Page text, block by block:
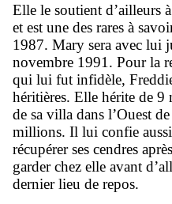
Elle le soutient d’ailleurs
et est une des rares à
1987. Mary sera avec lui
novembre 1991. Pour la
qui lui fut infidèle,
héritières. Elle hérite de
de sa villa dans l’Ouest
millions. Il lui confie
récupérer ses cendres
garder chez elle avant
dernier lieu de repos.